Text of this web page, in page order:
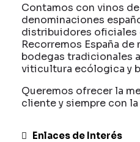
Contamos con vinos
denominaciones
distribuidores oficiales
Recorremos España de
bodegas tradicionales
viticultura ecólogica y
Queremos ofrecer la
cliente y siempre con
Enlaces de Interés